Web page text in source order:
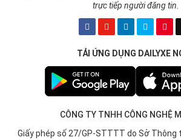
trực tiếp người đăng tin.
TẢI ỨNG DỤNG DAILYXE
CÔNG TY TNHH CÔNG NGHỆ
Giấy phép số 27/GP-STTTT do Sở Thông